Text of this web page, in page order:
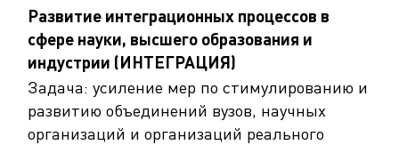
Развитие интеграционных процессов в
сфере науки, высшего образования и
индустрии (ИНТЕГРАЦИЯ)
Задача: усиление мер по стимулированию и
развитию объединений вузов, научных
организаций и организаций реального